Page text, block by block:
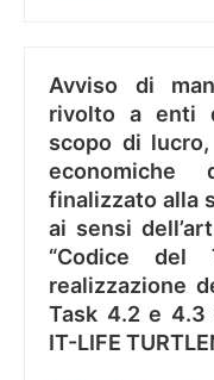
Avviso di
rivolto a enti
scopo di
economiche
finalizzato alla
ai sensi
“Codice del
realizzazione
Task 4.2 e 4.3
IT-LIFE